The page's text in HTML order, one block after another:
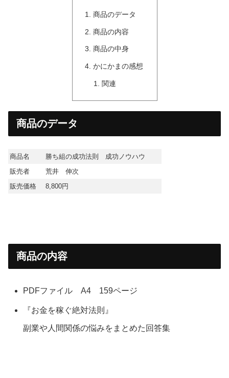
商品のデータ
商品の内容
商品の中身
かにかまの感想
関連
商品のデータ
商品名
勝ち組の成功法則 成功ノウハウ
販売者
荒井 伸次
販売価格
8,800円
商品の内容
PDFファイル A4 159ページ
『お金を稼ぐ絶対法則』
副業や人間関係の悩みをまとめた回答集